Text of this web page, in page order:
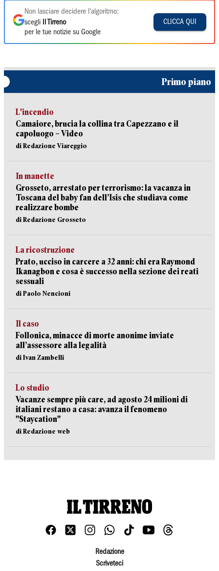
Non lasciare decidere l'algoritmo:
scegli
Il Tirreno
per le tue notizie su Google
CLICCA QUI
Primo piano
L'incendio
Camaiore, brucia la collina tra Capezzano e il
capoluogo – Video
di Redazione Viareggio
In manette
Grosseto, arrestato per terrorismo: la vacanza in
Toscana del baby fan dell’Isis che studiava come
realizzare bombe
di Redazione Grosseto
La ricostruzione
Prato, ucciso in carcere a 32 anni: chi era Raymond
Ikanagbon e cosa è successo nella sezione dei reati
sessuali
di Paolo Nencioni
Il caso
Follonica, minacce di morte anonime inviate
all’assessore alla legalità
di Ivan Zambelli
Lo studio
Vacanze sempre più care, ad agosto 24 milioni di
italiani restano a casa: avanza il fenomeno
"Staycation"
di Redazione web
Redazione
Scriveteci